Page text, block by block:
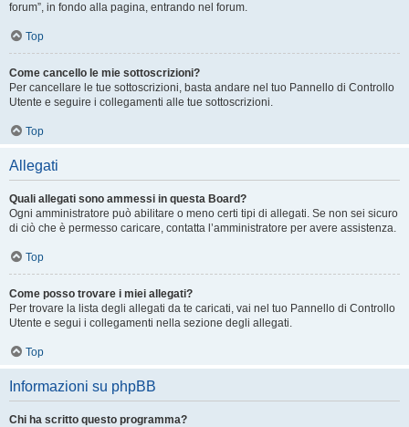
forum”, in fondo alla pagina, entrando nel forum.
Top
Come cancello le mie sottoscrizioni?
Per cancellare le tue sottoscrizioni, basta andare nel tuo Pannello di Controllo
Utente e seguire i collegamenti alle tue sottoscrizioni.
Top
Allegati
Quali allegati sono ammessi in questa Board?
Ogni amministratore può abilitare o meno certi tipi di allegati. Se non sei sicuro
di ciò che è permesso caricare, contatta l’amministratore per avere assistenza.
Top
Come posso trovare i miei allegati?
Per trovare la lista degli allegati da te caricati, vai nel tuo Pannello di Controllo
Utente e segui i collegamenti nella sezione degli allegati.
Top
Informazioni su phpBB
Chi ha scritto questo programma?